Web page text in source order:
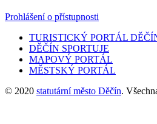
Prohlášení o přístupnosti
TURISTICKÝ PORTÁL
DĚČÍN SPORTUJE
MAPOVÝ PORTÁL
MĚSTSKÝ PORTÁL
© 2020 statutární město Děčín.